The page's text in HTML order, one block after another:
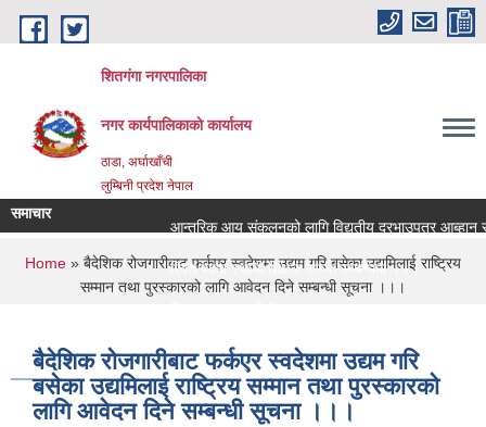
Skip to main content
शितगंगा नगरपालिका
नगर कार्यपालिकाकाे कार्यालय
ठाडा, अर्घाखाँची
लुम्बिनी प्रदेश नेपाल
समाचार
आन्तरिक आय संकलनको लागि विद्युतीय दरभाउपत्र आब्हान
रिक्त पदमा स्थायी शिक्षक सरुवा सम्बन्धमा ।।।
You are here
Home » बैदेशिक रोजगारीबाट फर्कएर स्वदेशमा उद्यम गरि बसेका उद्यमिलाई राष्ट्रिय
सम्मान तथा पुरस्कारको लागि आवेदन दिने सम्बन्धी सूचना ।।।
बैदेशिक रोजगारीबाट फर्कएर स्वदेशमा उद्यम गरि
बसेका उद्यमिलाई राष्ट्रिय सम्मान तथा पुरस्कारको
लागि आवेदन दिने सम्बन्धी सूचना ।।।